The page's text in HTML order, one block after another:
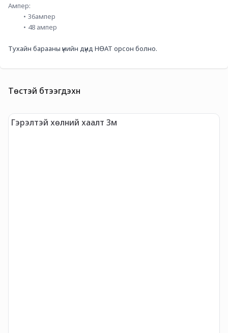
Ампер:
36ампер
48 ампер
Тухайн барааны үнийн дүнд НӨАТ орсон болно.
Төстэй бүтээгдэхүүн
Гэрэлтэй хөлний хаалт 3м